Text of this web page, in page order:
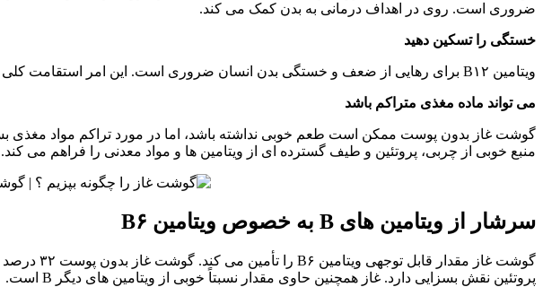
ضروری است. روی در اهداف درمانی به بدن کمک می کند.
خستگی را تسکین دهید
ویتامین B۱۲ برای رهایی از ضعف و خستگی بدن انسان ضروری است. این امر استقامت کلی را برای مقابله با فشار کار سنگین ترویج می کند.
می تواند ماده مغذی متراکم باشد
منبع خوبی از چربی، پروتئین و طیف گسترده ای از ویتامین ها و مواد معدنی را فراهم می کند.
سرشار از ویتامین های B به خصوص ویتامین B۶
پروتئین نقش بسزایی دارد. غاز همچنین حاوی مقدار نسبتاً خوبی از ویتامین های دیگر B است.